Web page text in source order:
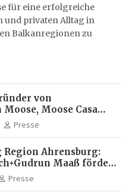
für eine erfolgreiche
und privaten Alltag in
Balkanregionen zu
von
Moose Casa
Brasil |
für Bildung
Presse
Ahrensburg:
Maaß fördert
von Frauen
Presse